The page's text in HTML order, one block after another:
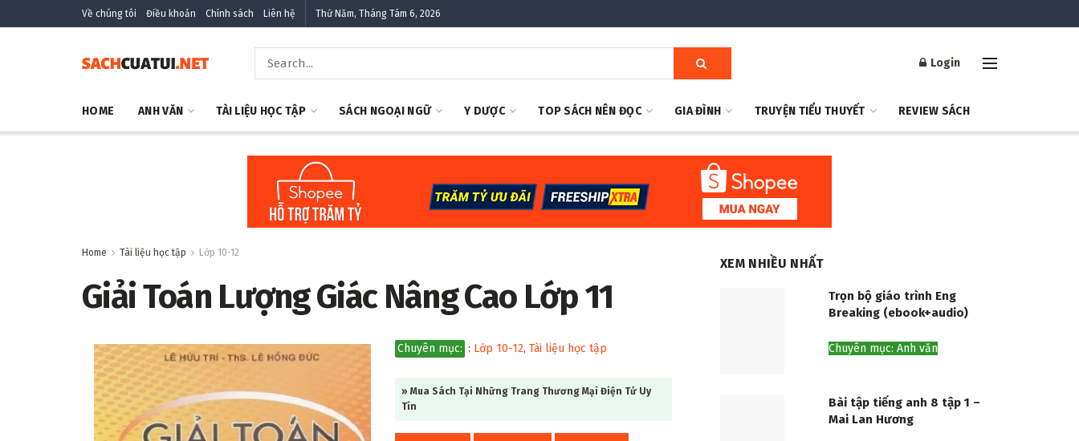
Về chúng tôi Điều khoản Chính sách Liên hệ Thứ Năm, Tháng Tám 6, 2026
Login
HOME ANH VĂN TÀI LIỆU HỌC TẬP SÁCH NGOẠI NGỮ Y DƯỢC TOP SÁCH NÊN ĐỌC GIA ĐÌNH TRUYỆN TIỂU THUYẾT REVIEW SÁCH
Home Tài liệu học tập Lớp 10-12
Giải Toán Lượng Giác Nâng Cao Lớp 11
Chuyên mục: : Lớp 10-12, Tài liệu học tập
» Mua Sách Tại Những Trang Thương Mại Điện Tử Uy
Tín
XEM NHIỀU NHẤT
Trọn bộ giáo trình Eng
Breaking (ebook+audio)
Chuyên mục: Anh văn
Bài tập tiếng anh 8 tập 1 –
Mai Lan Hương